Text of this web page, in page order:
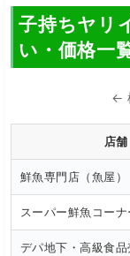
子持ちヤリ
い・価格一覧
←
店舗
鮮魚専門店（魚屋）
スーパー鮮魚コーナ
デパ地下・高級食品